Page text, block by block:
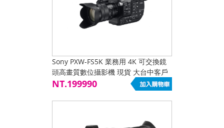
Sony PXW-FS5K 業務用 4K 可交換鏡
頭高畫質數位攝影機 現貨 大台中客戶
來電訂購再優惠
NT.199990